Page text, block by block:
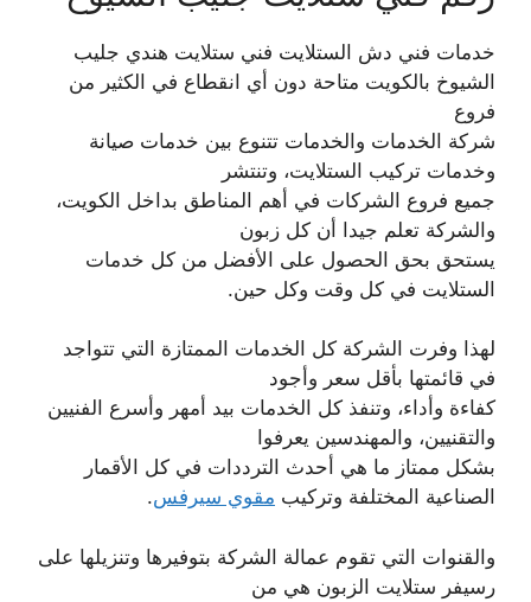
خدمات فني دش الستلايت فني ستلايت هندي جليب
الشيوخ بالكويت متاحة دون أي انقطاع في الكثير من
فروع
شركة الخدمات والخدمات تتنوع بين خدمات صيانة
وخدمات تركيب الستلايت، وتنتشر
جميع فروع الشركات في أهم المناطق بداخل الكويت،
والشركة تعلم جيدا أن كل زبون
يستحق بحق الحصول على الأفضل من كل خدمات
الستلايت في كل وقت وكل حين.
لهذا وفرت الشركة كل الخدمات الممتازة التي تتواجد
في قائمتها بأقل سعر وأجود
كفاءة وأداء، وتنفذ كل الخدمات بيد أمهر وأسرع الفنيين
والتقنيين، والمهندسين يعرفوا
بشكل ممتاز ما هي أحدث الترددات في كل الأقمار
الصناعية المختلفة وتركيب مقوي سيرفس.
والقنوات التي تقوم عمالة الشركة بتوفيرها وتنزيلها على
رسيفر ستلايت الزبون هي من